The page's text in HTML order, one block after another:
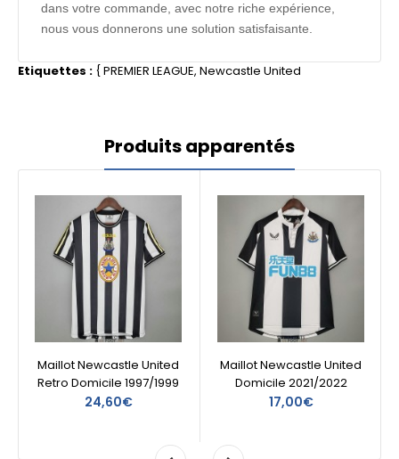
dans votre commande, avec notre riche expérience,
nous vous donnerons une solution satisfaisante.
Etiquettes : {PREMIER LEAGUE, Newcastle United
Produits apparentés
Maillot Newcastle United
Retro Domicile 1997/1999
24,60€
Maillot Newcastle United
Domicile 2021/2022
17,00€